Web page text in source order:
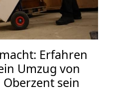
Erfahren
Umzug von
sein